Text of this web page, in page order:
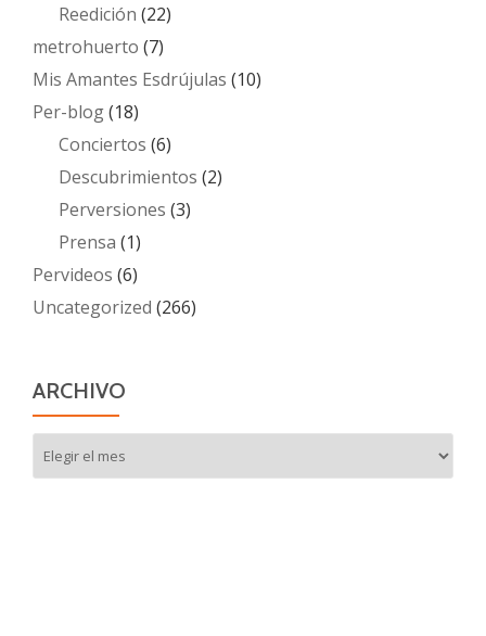
Reedición (22)
metrohuerto (7)
Mis Amantes Esdrújulas (10)
Per-blog(18)
Conciertos (6)
Descubrimientos (2)
Perversiones (3)
Prensa (1)
Pervideos (6)
Uncategorized (266)
ARCHIVO